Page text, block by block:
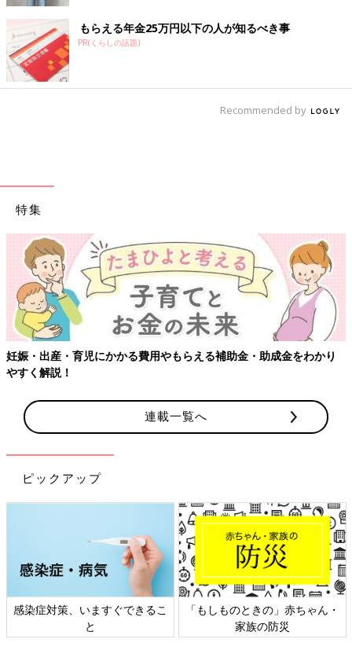
もらえる年金25万円以下の人が知るべき事
PR(くらしの話題)
Recommended by
特集
育児にかかる費用やもらえる補助金・助成金をわかり
【ワクチ
連載一覧へ
ピックアップ
策、いますぐできるこ
「もしものときの」赤ちゃん・
家族の防災
日本外